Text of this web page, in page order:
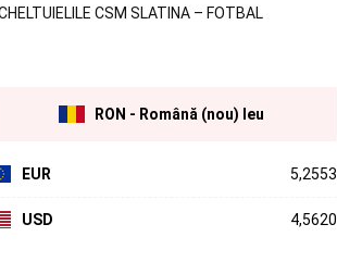
CSM SLATINA – FOTBAL
RON - Română (nou) leu
EUR 5,2553
USD 4,5620